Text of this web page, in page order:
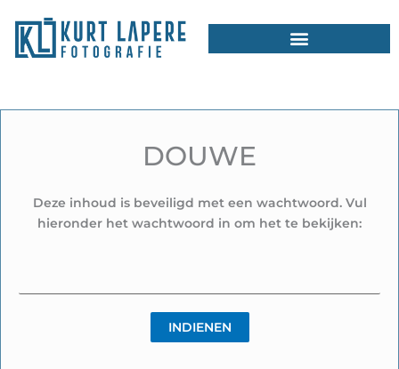
naar
DOUWE
Deze inhoud is beveiligd met een wachtwoord. Vul
hieronder het wachtwoord in om het te bekijken: